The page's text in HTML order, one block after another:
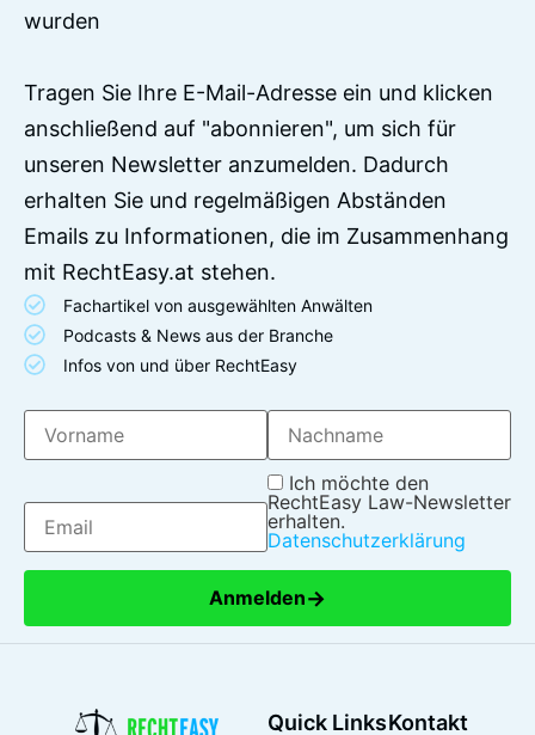
wurden
Tragen Sie Ihre E-Mail-Adresse ein und klicken
anschließend auf "abonnieren", um sich für
unseren Newsletter anzumelden. Dadurch
erhalten Sie und regelmäßigen Abständen
Emails zu Informationen, die im Zusammenhang
mit RechtEasy.at stehen.
Fachartikel von ausgewählten Anwälten
Podcasts & News aus der Branche
Infos von und über RechtEasy
Ich möchte den
RechtEasy Law-Newsletter
erhalten.
Datenschutzerklärung
Anmelden→
Quick LinksKontakt